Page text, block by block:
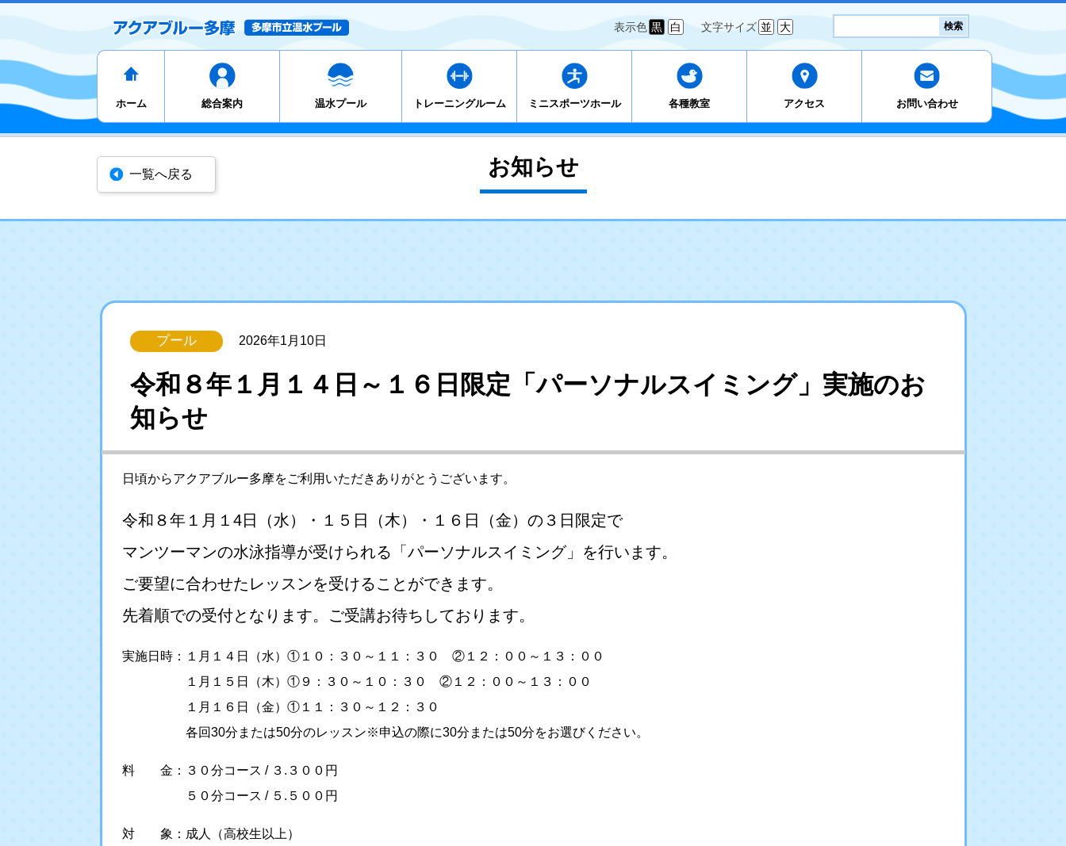
表示色 黒 白 文字サイズ 並 大 検索
ホーム 総合案内 温水プール トレーニングルーム ミニスポーツホール 各種教室 アクセス お問い合わせ
一覧へ戻る お知らせ
プール 2026年1月10日
令和８年１月１４日～１６日限定「パーソナルスイミング」実施のお
知らせ
日頃からアクアブルー多摩をご利用いただきありがとうございます。
令和８年１月１4日（水）・１５日（木）・１６日（金）の３日限定で
マンツーマンの水泳指導が受けられる「パーソナルスイミング」を行います。
ご要望に合わせたレッスンを受けることができます。
先着順での受付となります。ご受講お待ちしております。
実施日時：１月１４日（水）①１０：３０～１１：３０ ②１２：００～１３：００
１月１５日（木）①９：３０～１０：３０ ②１２：００～１３：００
１月１６日（金）①１１：３０～１２：３０
各回30分または50分のレッスン※申込の際に30分または50分をお選びください。
料 金：３０分コース / ３.３００円
５０分コース / ５.５００円
対 象：成人（高校生以上）